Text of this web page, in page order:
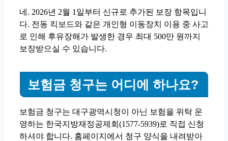
네. 2026년 2월 1일부터 신규로 추가된 보장 항목입니
다. 전동 킥보드와 같은 개인형 이동장치 이용 중 사고
로 인해 후유장해가 발생한 경우 최대 500만 원까지
보장받으실 수 있습니다.
보험금 청구는 어디에 하나요?
보험금 청구는 대구광역시청이 아닌 보험을 위탁 운
영하는 한국지방재정공제회(1577-5939)로 직접 신청
하셔야 합니다. 홈페이지에서 청구 양식을 내려받아